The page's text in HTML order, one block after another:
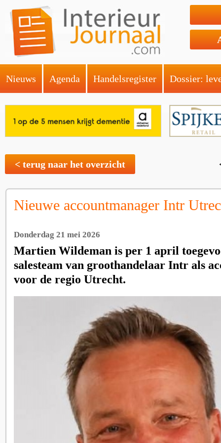
Nieuws Agenda Handelsregister Dossier:
< terug naar het overzicht
Nieuwe accountmanager Intr
Donderdag 21 mei 2026
Martien Wildeman is per 1 april
salesteam van groothandelaar Intr als
voor de regio Utrecht.